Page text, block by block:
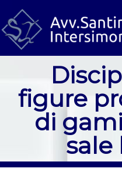
Lo studio
Aree di attività
Dicono di noi
Approfondimenti
figure
di
sale